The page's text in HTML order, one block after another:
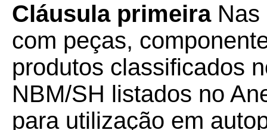
Cláusula primeiraNas
com peças,
produtos classificados
NBM/SH listados no
para utilização em